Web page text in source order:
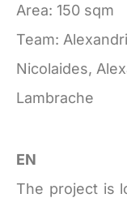
Area: 150 sqm
Team:
Nicolaides,
Lambrache
EN
The project is